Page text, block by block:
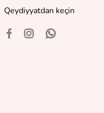
Qeydiyyatdan keçin